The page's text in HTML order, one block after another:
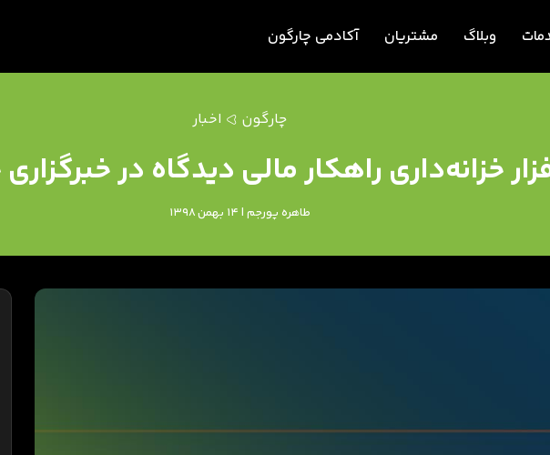
وبلاگ مشتریان آکادمی چارگون
چارگون اخبار
خزانه‌داری راهکار مالی دیدگاه در
طاهره پورجم | 14 بهمن 1398